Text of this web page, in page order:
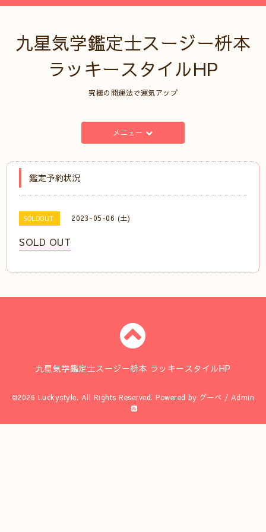
九星気学鑑定士スージー枡本
ラッキースタイルHP
究極の開運法で運気アップ
メニュー
鑑定予約状況
SOLDOUT 2023-05-06 (土)
SOLD OUT
九星気学鑑定士スージー枡本 ラッキースタイルHP
©2026 Luckystyle. All Rights Reserved. Powered by グーペ / Admin